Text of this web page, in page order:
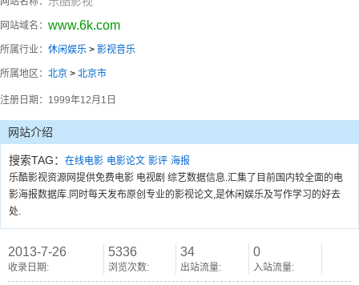
网站域名： www.6k.com
所属行业： 休闲娱乐 > 影视音乐
所属地区： 北京 > 北京市
注册日期： 1999年12月1日
网站介绍
搜索TAG： 在线电影 电影论文 影评 海报
乐酷影视资源网提供免费电影 电视剧 综艺数据信息.汇集了目前国内较全面的电
影海报数据库.同时每天发布原创专业的影视论文,是休闲娱乐及写作学习的好去
处.
2013-7-26
收录日期:
5336
浏览次数:
34
出站流量:
0
入站流量: